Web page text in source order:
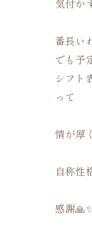
気付か
番長い
でも予
シフト
って
情が厚
自称性
感謝